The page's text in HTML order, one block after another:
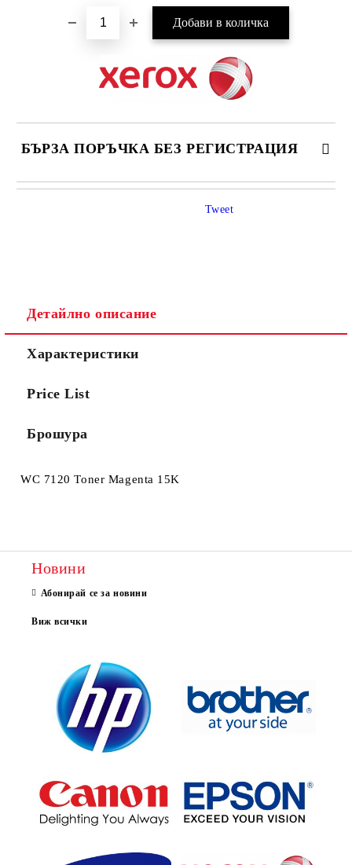
БЪРЗА ПОРЪЧКА БЕЗ РЕГИСТРАЦИЯ
САМО ПОПЪЛНЕТЕ 4 ПОЛЕТА
Tweet
Детайлно описание
Характеристики
Price List
Брошура
WC 7120 Toner Magenta 15K
Новини
Абонирай се за новини
Виж всички